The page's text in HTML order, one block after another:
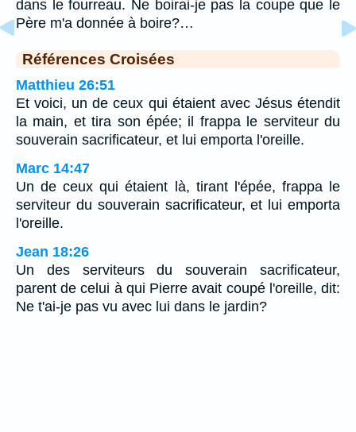
dans le fourreau. Ne boirai-je pas la coupe que le
Père m'a donnée à boire?…
Références Croisées
Matthieu 26:51
Et voici, un de ceux qui étaient avec Jésus étendit
la main, et tira son épée; il frappa le serviteur du
souverain sacrificateur, et lui emporta l'oreille.
Marc 14:47
Un de ceux qui étaient là, tirant l'épée, frappa le
serviteur du souverain sacrificateur, et lui emporta
l'oreille.
Jean 18:26
Un des serviteurs du souverain sacrificateur,
parent de celui à qui Pierre avait coupé l'oreille, dit:
Ne t'ai-je pas vu avec lui dans le jardin?